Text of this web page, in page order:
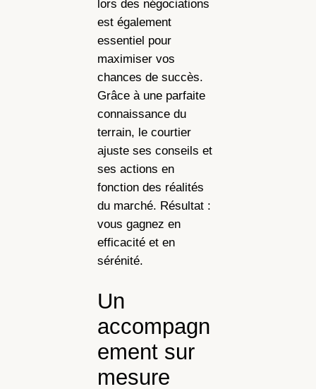
lors des négociations
est également
essentiel pour
maximiser vos
chances de succès.
Grâce à une parfaite
connaissance du
terrain, le courtier
ajuste ses conseils et
ses actions en
fonction des réalités
du marché. Résultat :
vous gagnez en
efficacité et en
sérénité.
Un
accompagn
ement sur
mesure